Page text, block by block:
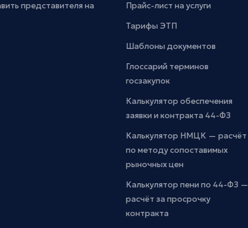
представителя на
Прайс-лист на услуги
Тарифы ЭТП
Шаблоны документов
Глоссарий терминов
госзакупок
Калькулятор обеспечения
заявки и контракта 44-ФЗ
Калькулятор НМЦК — расчёт
по методу сопоставимых
рыночных цен
Калькулятор пени по 44-ФЗ —
расчёт за просрочку
контракта